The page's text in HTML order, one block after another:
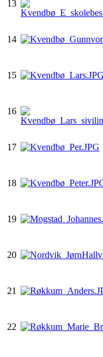
13
14
15
16
17
18
19
20
21
22